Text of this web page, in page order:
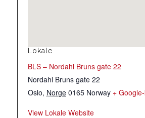
Lokale
BLS – Nordahl Bruns gate 22
Nordahl Bruns gate 22
Oslo, Norge 0165 Norway +
View Lokale Website